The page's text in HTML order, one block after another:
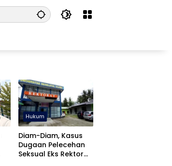
Hukum
Diam-Diam, Kasus
Dugaan Pelecehan
Seksual Eks Rektor